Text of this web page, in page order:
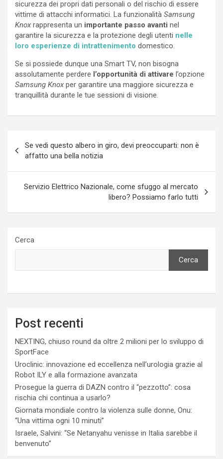
sicurezza dei propri dati personali o del rischio di essere
vittime di attacchi informatici. La funzionalità Samsung
Knox rappresenta un importante passo avanti nel
garantire la sicurezza e la protezione degli utenti nelle
loro esperienze di intrattenimento domestico.
Se si possiede dunque una Smart TV, non bisogna
assolutamente perdere l’opportunità di attivare l’opzione
Samsung Knox per garantire una maggiore sicurezza e
tranquillità durante le tue sessioni di visione.
articoli
Se vedi questo albero in giro, devi preoccuparti: non è
affatto una bella notizia
Servizio Elettrico Nazionale, come sfuggo al mercato
libero? Possiamo farlo tutti
Cerca
Cerca
Post recenti
NEXTING, chiuso round da oltre 2 milioni per lo sviluppo di
SportFace
Uroclinic: innovazione ed eccellenza nell’urologia grazie al
Robot ILY e alla formazione avanzata
Prosegue la guerra di DAZN contro il “pezzotto”: cosa
rischia chi continua a usarlo?
Giornata mondiale contro la violenza sulle donne, Onu:
“Una vittima ogni 10 minuti”
Israele, Salvini: “Se Netanyahu venisse in Italia sarebbe il
benvenuto”